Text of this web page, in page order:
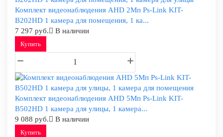
Комплект видеонаблюдения AHD 2Мп Ps-Link KIT-
B202HD 1 камера для помещения, 1 ка...
7 297 руб.
В наличии
Купить
Комплект видеонаблюдения AHD 5Мп Ps-Link KIT-
B502HD 1 камера для улицы, 1 камера...
9 088 руб.
В наличии
Купить